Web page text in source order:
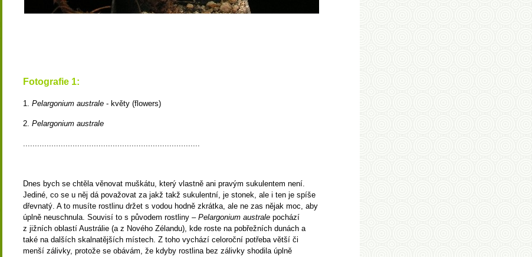
Fotografie 1:
1. Pelargonium australe - květy (flowers)
2. Pelargonium australe
...........................................................................
Dnes bych se chtěla věnovat muškátu, který vlastně ani pravým sukulentem není.
Jediné, co se u něj dá považovat za jakž takž sukulentní, je stonek, ale i ten je spíše
dřevnatý. A to musíte rostlinu držet s vodou hodně zkrátka, ale ne zas nějak moc, aby
úplně neuschnula. Souvisí to s původem rostliny – Pelargonium australe pochází
z jižních oblastí Austrálie (a z Nového Zélandu), kde roste na pobřežních dunách a
také na dalších skalnatějších místech. Z toho vychází celoroční potřeba větší či
menší zálivky, protože se obávám, že kdyby rostlina bez zálivky shodila úplně